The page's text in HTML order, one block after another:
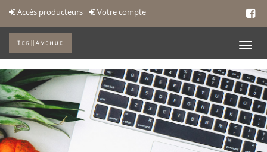
Accès producteurs Votre compte